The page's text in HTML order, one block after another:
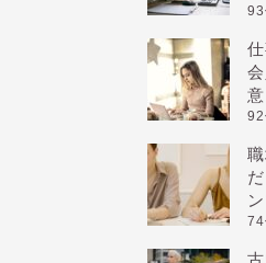
93
意
92
74